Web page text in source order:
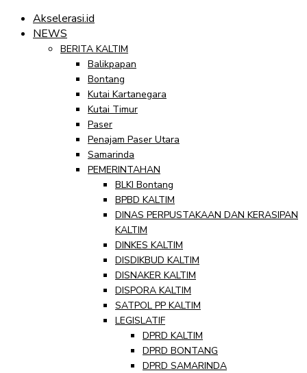
Akselerasi.id
NEWS
BERITA KALTIM
Balikpapan
Bontang
Kutai Kartanegara
Kutai Timur
Paser
Penajam Paser Utara
Samarinda
PEMERINTAHAN
BLKI Bontang
BPBD KALTIM
DINAS PERPUSTAKAAN DAN KERASIPAN
KALTIM
DINKES KALTIM
DISDIKBUD KALTIM
DISNAKER KALTIM
DISPORA KALTIM
SATPOL PP KALTIM
LEGISLATIF
DPRD KALTIM
DPRD BONTANG
DPRD SAMARINDA